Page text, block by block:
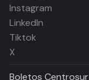
Instagram
LinkedIn
Tiktok
X
Boletos Centrosur